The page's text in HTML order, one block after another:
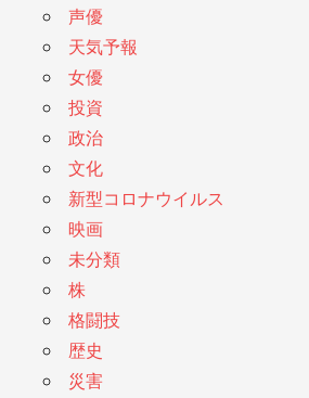
声優
天気予報
女優
投資
政治
文化
新型コロナウイルス
映画
未分類
株
格闘技
歴史
災害